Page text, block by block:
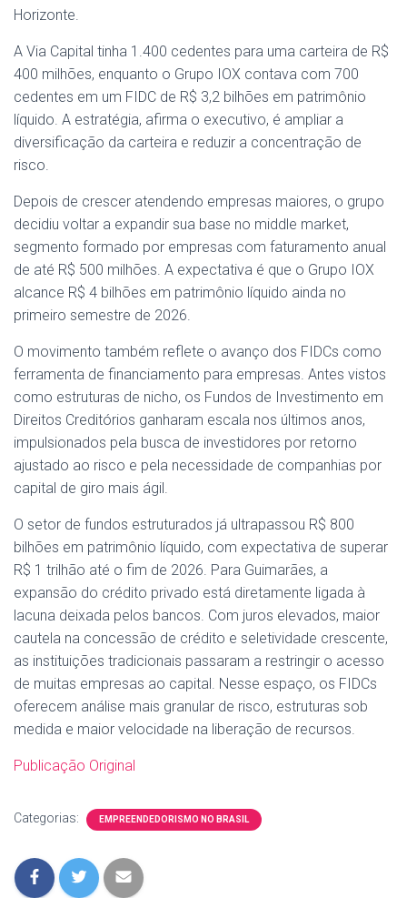
Horizonte.
A Via Capital tinha 1.400 cedentes para uma carteira de R$
400 milhões, enquanto o Grupo IOX contava com 700
cedentes em um FIDC de R$ 3,2 bilhões em patrimônio
líquido. A estratégia, afirma o executivo, é ampliar a
diversificação da carteira e reduzir a concentração de
risco.
Depois de crescer atendendo empresas maiores, o grupo
decidiu voltar a expandir sua base no middle market,
segmento formado por empresas com faturamento anual
de até R$ 500 milhões. A expectativa é que o Grupo IOX
alcance R$ 4 bilhões em patrimônio líquido ainda no
primeiro semestre de 2026.
O movimento também reflete o avanço dos FIDCs como
ferramenta de financiamento para empresas. Antes vistos
como estruturas de nicho, os Fundos de Investimento em
Direitos Creditórios ganharam escala nos últimos anos,
impulsionados pela busca de investidores por retorno
ajustado ao risco e pela necessidade de companhias por
capital de giro mais ágil.
O setor de fundos estruturados já ultrapassou R$ 800
bilhões em patrimônio líquido, com expectativa de superar
R$ 1 trilhão até o fim de 2026. Para Guimarães, a
expansão do crédito privado está diretamente ligada à
lacuna deixada pelos bancos. Com juros elevados, maior
cautela na concessão de crédito e seletividade crescente,
as instituições tradicionais passaram a restringir o acesso
de muitas empresas ao capital. Nesse espaço, os FIDCs
oferecem análise mais granular de risco, estruturas sob
medida e maior velocidade na liberação de recursos.
Publicação Original
Categorias: EMPREENDEDORISMO NO BRASIL